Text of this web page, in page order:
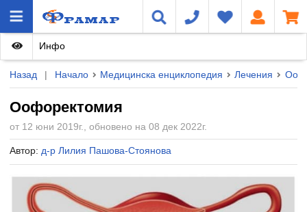
Назад | Начало Медицинска енциклопедия Лечения
Оофоректомия
от 12 юни 2019г., обновено на 08 дек 2022г.
Автор: д-р Лилия Пашова-Стоянова
Инфо